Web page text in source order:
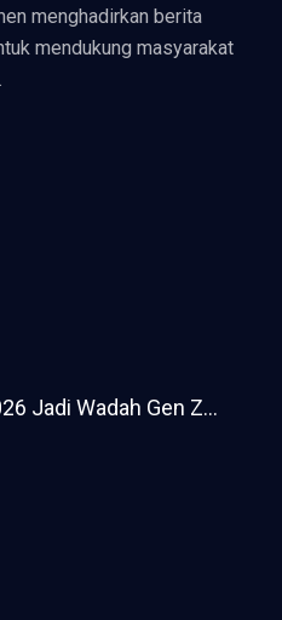
menghadirkan berita
mendukung masyarakat
Jadi Wadah Gen Z...